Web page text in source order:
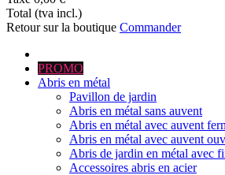
Total (tva incl.)
Retour sur la boutique Commander
PROMO
Abris en métal
Pavillon de jardin
Abris en métal sans auvent
Abris en métal avec auvent
Abris en métal avec auvent
Abris de jardin en métal avec
Accessoires abris en acier